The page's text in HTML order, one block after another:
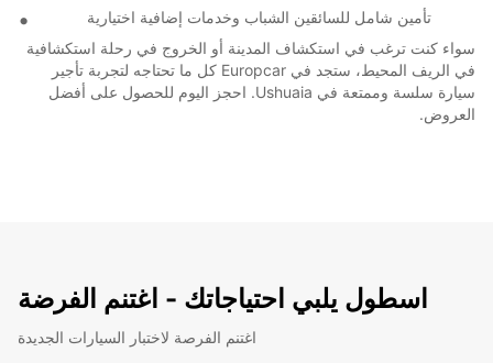
تأمين شامل للسائقين الشباب وخدمات إضافية اختيارية
سواء كنت ترغب في استكشاف المدينة أو الخروج في رحلة استكشافية
في الريف المحيط، ستجد في Europcar كل ما تحتاجه لتجربة تأجير
سيارة سلسة وممتعة في Ushuaia. احجز اليوم للحصول على أفضل
العروض.
اسطول يلبي احتياجاتك - اغتنم الفرضة
اغتنم الفرصة لاختبار السيارات الجديدة